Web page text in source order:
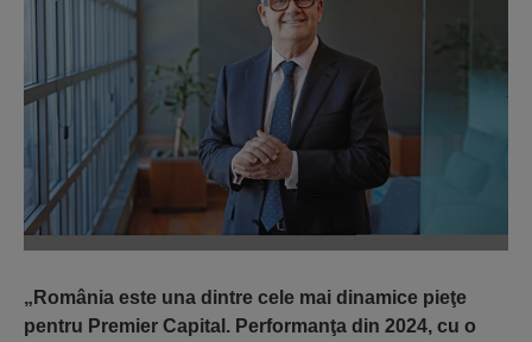
„România este una dintre cele mai dinamice pieţe
pentru Premier Capital. Performanţa din 2024, cu o